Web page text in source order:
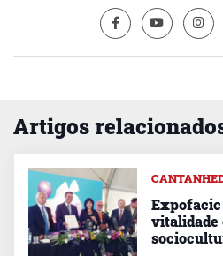
Artigos
Expofacic
vitalidade